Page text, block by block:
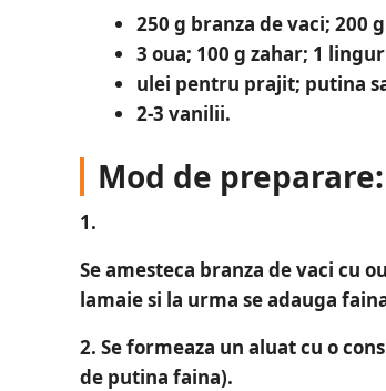
250 g branza de vaci; 200
3 oua; 100 g zahar; 1
ulei pentru prajit; putina
2-3 vanilii.
Mod de preparare:
1.
Se amesteca branza de vaci cu
lamaie si la urma se adauga
2. Se formeaza un aluat cu o
de putina faina).